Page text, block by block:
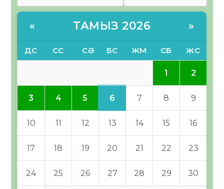
« ТАМЫЗ 2026 »
ДС СС СӘ БС ЖМ СБ ЖС
1 2
3 4 5 6 7 8 9
10 11 12 13 14 15 16
17 18 19 20 21 22 23
24 25 26 27 28 29 30